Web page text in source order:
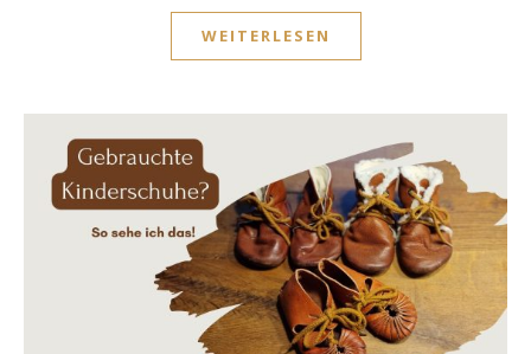
WEITERLESEN